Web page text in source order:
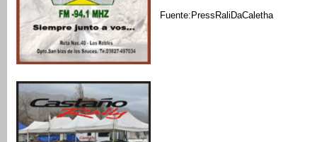
Fuente:PressRaliDaCaletha